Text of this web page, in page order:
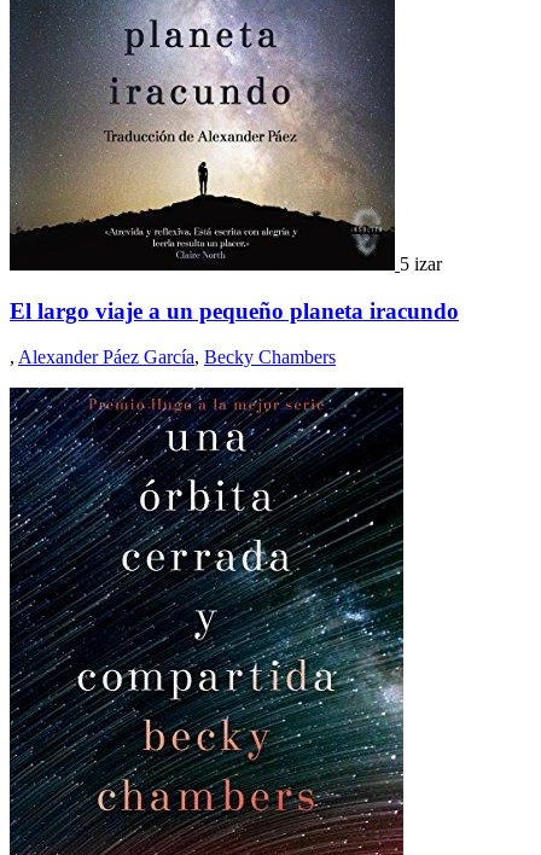
5 izar
El largo viaje a un pequeño planeta iracundo
, Alexander Páez García, Becky Chambers